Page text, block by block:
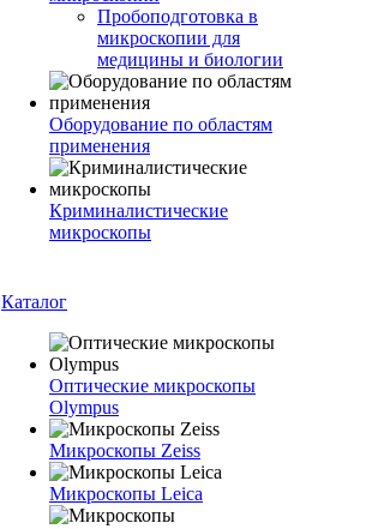
Пробоподготовка в
микроскопии для
медицины и биологии
Оборудование по областям
применения
Криминалистические
микроскопы
Каталог
Оптические микроскопы
Olympus
Микроскопы Zeiss
Микроскопы Leica